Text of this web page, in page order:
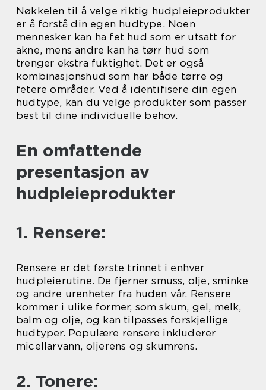
Nøkkelen til å velge riktig hudpleieprodukter
er å forstå din egen hudtype. Noen
mennesker kan ha fet hud som er utsatt for
akne, mens andre kan ha tørr hud som
trenger ekstra fuktighet. Det er også
kombinasjonshud som har både tørre og
fetere områder. Ved å identifisere din egen
hudtype, kan du velge produkter som passer
best til dine individuelle behov.
En omfattende
presentasjon av
hudpleieprodukter
1. Rensere:
Rensere er det første trinnet i enhver
hudpleierutine. De fjerner smuss, olje, sminke
og andre urenheter fra huden vår. Rensere
kommer i ulike former, som skum, gel, melk,
balm og olje, og kan tilpasses forskjellige
hudtyper. Populære rensere inkluderer
micellarvann, oljerens og skumrens.
2. Tonere: